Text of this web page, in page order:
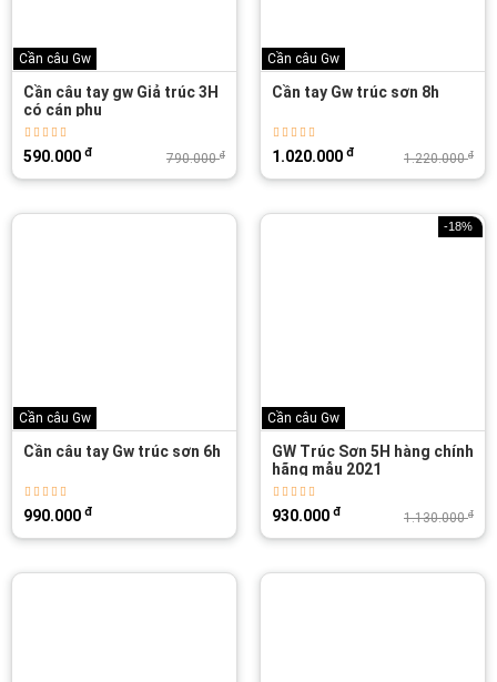
Cần câu Gw
Cần câu tay gw Giả trúc 3H
có cán phụ
790.000đ
590.000 đ
Cần câu Gw
Cần tay Gw trúc sơn 8h
1.220.000đ
1.020.000 đ
Cần câu Gw
Cần câu tay Gw trúc sơn 6h
990.000 đ
-18%
Cần câu Gw
GW Trúc Sơn 5H hàng chính
hãng mẫu 2021
1.130.000đ
930.000 đ